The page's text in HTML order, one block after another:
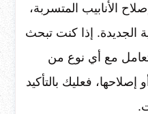
الأنابيب المتسربة،
الجديدة. إذا كنت تبحث
مع أي نوع من
فعليك بالتأكيد